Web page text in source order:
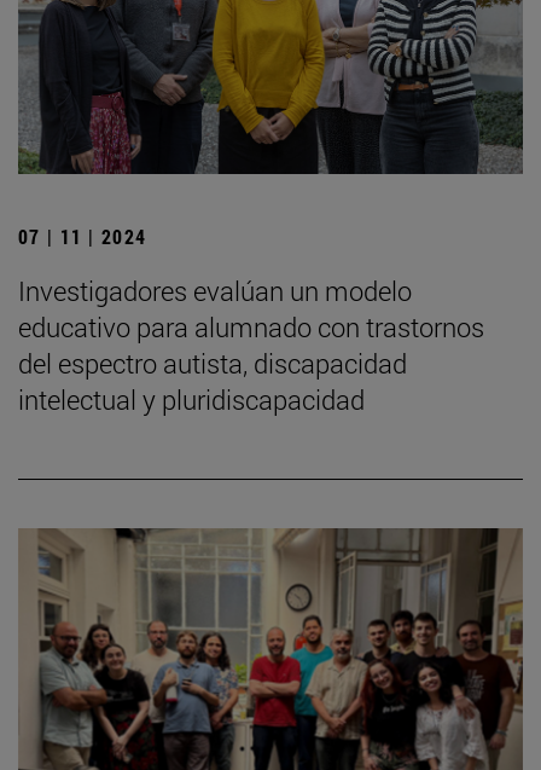
07 | 11 | 2024
Investigadores evalúan un modelo
educativo para alumnado con trastornos
del espectro autista, discapacidad
intelectual y pluridiscapacidad